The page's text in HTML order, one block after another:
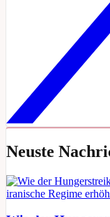
Neuste